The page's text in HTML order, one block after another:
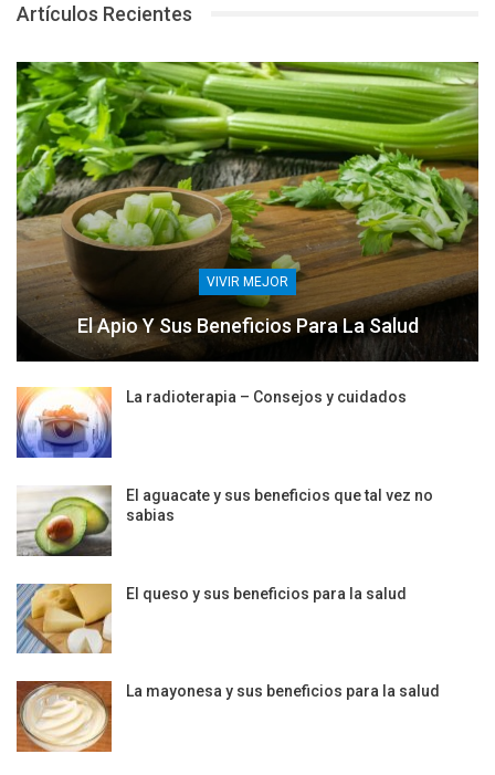
Artículos Recientes
VIVIR MEJOR
El Apio Y Sus Beneficios Para La Salud
La radioterapia – Consejos y cuidados
El aguacate y sus beneficios que tal vez no
sabias
El queso y sus beneficios para la salud
La mayonesa y sus beneficios para la salud